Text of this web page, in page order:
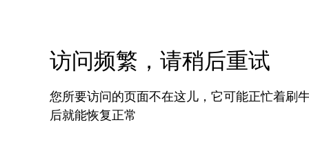
访问频繁，请稍后重试
您所要访问的页面不在这儿，它可能正忙着刷
后就能恢复正常